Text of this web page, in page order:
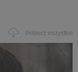
Pobierz wszystkie